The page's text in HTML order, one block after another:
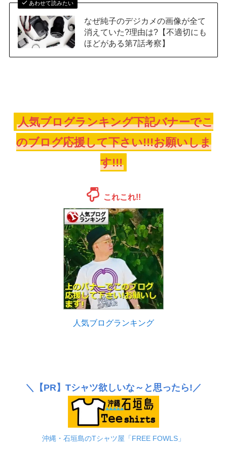
あわせて読みたい
なぜ純子のデジカメの画像が全て
消えていた?理由は?【不適切にも
ほどがある第7話考察】
人気ブログランキング下記バナーでこ
のブログ応援して下さい!!!お願いしま
す!!!
これこれ!!
人気ブログランキング
＼ 【PR】 Tシャツ欲しいな～と思ったら!／
沖縄・石垣島のTシャツ屋「FREE FOWLS」